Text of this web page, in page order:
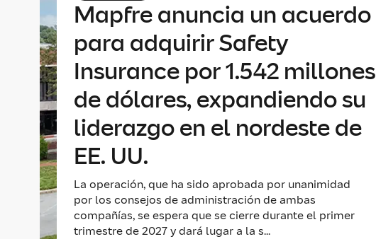
Mapfre anuncia un acuerdo
para adquirir Safety
Insurance por 1.542 millones
de dólares, expandiendo su
liderazgo en el nordeste de
EE. UU.
La operación, que ha sido aprobada por unanimidad
por los consejos de administración de ambas
compañías, se espera que se cierre durante el primer
trimestre de 2027 y dará lugar a la s...